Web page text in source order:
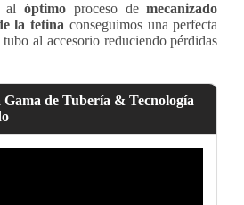
al óptimo proceso demecanizado
la tetina conseguimos una perfecta
tubo al accesorio reduciendo pérdidas
Gama de Tubería & Tecnología